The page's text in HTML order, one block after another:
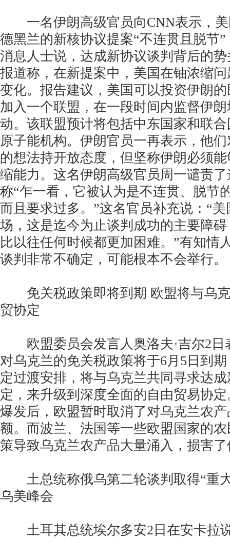
一名伊朗高级官员向CNN表示，美
德黑兰的新核协议提案“不连贯且脱节
消息人士说，达成新协议谈判背后的
报道称，在新提案中，美国在铀浓缩
变化。报告建议，美国可以投资伊朗
加入一个联盟，在一段时间内监督伊
动。该联盟预计将包括中东国家和联
原子能机构。伊朗官员一再表示，他
的想法持开放态度，但坚称伊朗必须
缩能力。这名伊朗高级官员周一谴责
称“乍一看，它被认为是不连贯、脱节
而且要求过多。”这名官员补充说：“
场，这是迄今为止谈判成功的主要障
比以往任何时候都更加困难。”有知情
谈判非常不确定，可能根本不会举行。
免关税政策即将到期 欧盟将与乌克
贸协定
欧盟委员会发言人奥洛夫·吉尔2日
对乌克兰的免关税政策将于6月5日到
定过渡安排，将与乌克兰共同寻求达
定，来升级到深度全面的自由贸易协
爆发后，欧盟暂时取消了对乌克兰农
额。而波兰、法国等一些欧盟国家的
策导致乌克兰农产品大量涌入，损害
土总统称俄乌第二轮谈判取得“重
乌美峰会
土耳其总统埃尔多安2日在安卡拉